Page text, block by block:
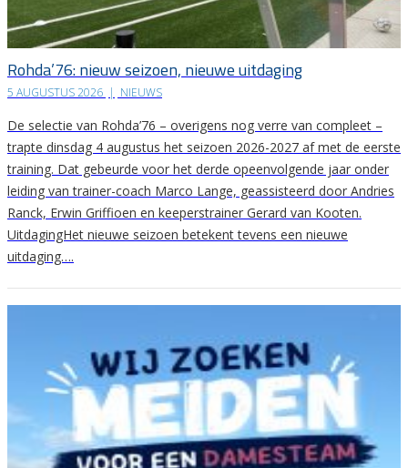
Rohda’76: nieuw seizoen, nieuwe uitdaging
5 AUGUSTUS 2026 | NIEUWS
De selectie van Rohda’76 – overigens nog verre van compleet –
trapte dinsdag 4 augustus het seizoen 2026-2027 af met de eerste
training. Dat gebeurde voor het derde opeenvolgende jaar onder
leiding van trainer-coach Marco Lange, geassisteerd door Andries
Ranck, Erwin Griffioen en keeperstrainer Gerard van Kooten.
UitdagingHet nieuwe seizoen betekent tevens een nieuwe
uitdaging….